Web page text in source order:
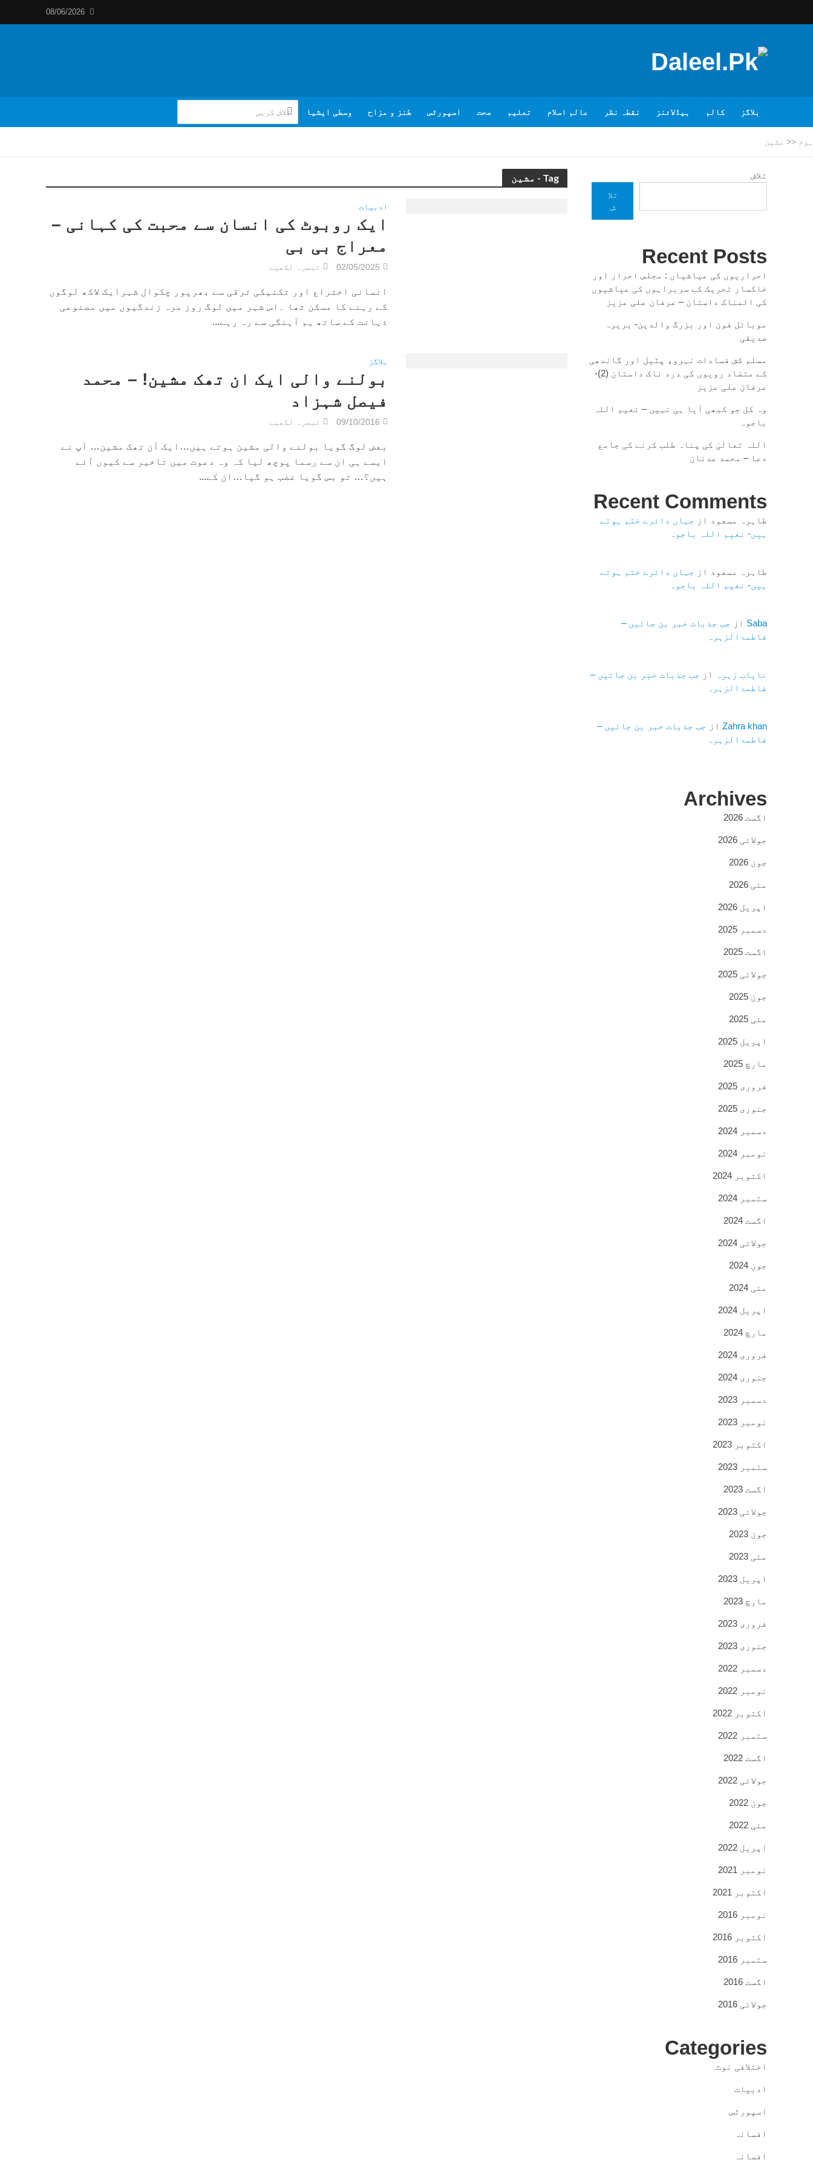
08/06/2026
بلاگز کالم ہیڈلائنز نقطہ نظر عالم اسلام تعلیم صحت اسپورٹس طنز و مزاح وسطی ایشیا
ہوم << مشین
Tag - مشین
ادبیات
ایک روبوٹ کی انسان سے محبت کی کہانی –
معراج بی بی
02/05/2025 تبصرہ لکھیے
انسانی اختراع اور تکنیکی ترقی سے بھرپور چکوال شہرایک لاکھ لوگوں
کے رہنے کا مسکن تھا ۔اس شہر میں لوگ روز مرہ زندگیوں میں مصنوعی
ذہانت کے ساتھ ہم آہنگی سے رہ رہے...
بلاگز
بولنے والی ایک ان تھک مشین! – محمد
فیصل شہزاد
09/10/2016 تبصرہ لکھیے
بعض لوگ گویا بولنے والی مشین ہوتے ہیں…ایک اَن تھک مشین… آپ نے
ایسے ہی ان سے رسما پوچھ لیا کہ وہ دعوت میں تاخیر سے کیوں آئے
ہیں؟… تو بس گویا غضب ہو گیا…ان کے...
تلاش
تلا
ش
Recent Posts
احراریوں کی عیاشیاں : مجلس احرار اور
خاکسار تحریک کے سربراہوں کی عیاشیوں
کی المناک داستان – عرفان علی عزیز
موبائل فون اور بزرگ والدین- بریرہ
صدیقی
مسلم کش فسادات نہرو، پٹیل اور گاندھی
کے متضاد رویوں کی درد ناک داستان (2)-
عرفان علی عزیز
وہ کل جو کبھی آیا ہی نہیں – نعیم اللہ
باجوہ
اللہ تعالیٰ کی پناہ طلب کرنے کی جامع
دعا – محمد عدنان
Recent Comments
طاہرہ مسعود از جہاں دائرے ختم ہوتے
ہیں- نعیم اللہ باجوہ
طاہرہ مسعود از جہاں دائرے ختم ہوتے
ہیں- نعیم اللہ باجوہ
Saba از جب جذبات خبر بن جائیں –
فاطمۃالزہرہ
نایاب زہرہ از جب جذبات خبر بن جائیں –
فاطمۃالزہرہ
Zahra khanاز جب جذبات خبر بن جائیں –
فاطمۃالزہرہ
Archives
اگست 2026
جولائی 2026
جون 2026
مئی 2026
اپریل 2026
دسمبر 2025
اگست 2025
جولائی 2025
جون 2025
مئی 2025
اپریل 2025
مارچ 2025
فروری 2025
جنوری 2025
دسمبر 2024
نومبر 2024
اکتوبر 2024
ستمبر 2024
اگست 2024
جولائی 2024
جون 2024
مئی 2024
اپریل 2024
مارچ 2024
فروری 2024
جنوری 2024
دسمبر 2023
نومبر 2023
اکتوبر 2023
ستمبر 2023
اگست 2023
جولائی 2023
جون 2023
مئی 2023
اپریل 2023
مارچ 2023
فروری 2023
جنوری 2023
دسمبر 2022
نومبر 2022
اکتوبر 2022
ستمبر 2022
اگست 2022
جولائی 2022
جون 2022
مئی 2022
اپریل 2022
نومبر 2021
اکتوبر 2021
نومبر 2016
اکتوبر 2016
ستمبر 2016
اگست 2016
جولائی 2016
Categories
اختلافی نوٹ
ادبیات
اسپورٹس
افسانہ
افسانہ